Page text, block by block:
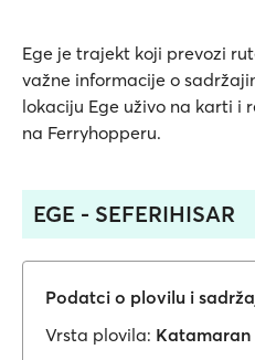
Ege je trajekt koji prevozi
važne informacije o
lokaciju Ege uživo na karti
na Ferryhopperu.
EGE - SEFERIHISAR
Podatci o plovilu i
Vrsta plovila: Katamaran